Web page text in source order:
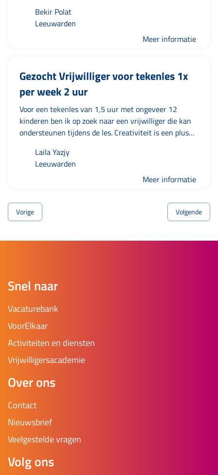
zondag — vrijwillig helpen. Waarmee kan ik helpen?
Gezelschap voor ouderen Hulp aan zieke of eenzame
mensen Hond uitlaten Samen wandelen of rustig
om mensen te helpen en tegelijkertijd de Nederlandse
taal en cultuur beter te leren kennen. Ik ben
vriendelijk, respectvol en betrouwbaar. Stuur gerust
een berichtje als je af en toe hulp kunt gebruiken.
Bekir Polat
Leeuwarden
Meer informatie
Gezocht Vrijwilliger voor tekenles 1x
per week 2 uur
Voor een tekenles van 1,5 uur met ongeveer 12
kinderen ben ik op zoek naar een vrijwilliger die kan
ondersteunen tijdens de les. Creativiteit is een plus
Neem dan contact op met mij
Laila Yazjy
Leeuwarden
Meer informatie
Vorige Volgende
Snel naar
Vacaturebank
VoorElkaar
Activiteiten en diensten
Vrijwilligersacademie
Over ons
Contact
Nieuwsbrief
Veelgestelde vragen
Volg ons